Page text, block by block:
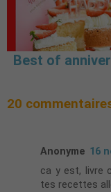
Best of
20
Anonyme 16
ca y est, livre
tes recettes